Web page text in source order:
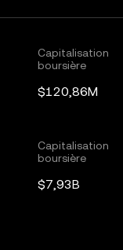
Capitalisation
boursière
$120,86M
Capitalisation
boursière
$7,93B